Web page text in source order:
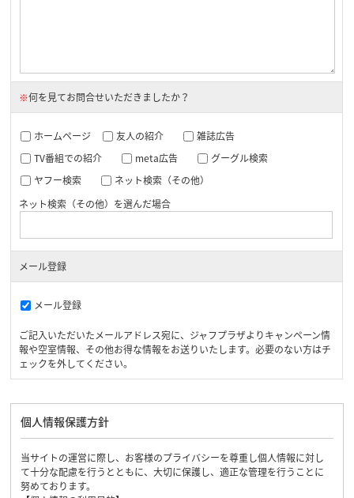
※何を見てお問合せいただきましたか？
ホームページ 友人の紹介
雑誌広告
TV番組での紹介
meta広告
グーグル検索
ヤフー検索
ネット検索（その他）
ネット検索（その他）を選んだ場合
メール登録
メール登録
ご記入いただいたメールアドレス宛に、ジャフプラザよりキャンペーン情
報や空室情報、その他お得な情報をお送りいたします。必要のない方はチ
ェックを外してください。
個人情報保護方針
当サイトの運営に際し、お客様のプライバシーを尊重し個人情報に対し
て十分な配慮を行うとともに、大切に保護し、適正な管理を行うことに
努めております。